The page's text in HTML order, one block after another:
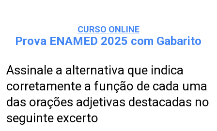
CURSO ONLINE
Prova ENAMED 2025 com Gabarito
Assinale a alternativa que indica
corretamente a função de cada uma
das orações adjetivas destacadas no
seguinte excerto